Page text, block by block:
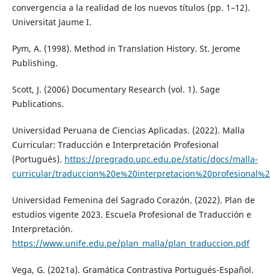
convergencia a la realidad de los nuevos títulos (pp. 1–12).
Universitat Jaume I.
Pym, A. (1998). Method in Translation History. St. Jerome
Publishing.
Scott, J. (2006) Documentary Research (vol. 1). Sage
Publications.
Universidad Peruana de Ciencias Aplicadas. (2022). Malla
Curricular: Traducción e Interpretación Profesional
(Portugués). https://pregrado.upc.edu.pe/static/docs/malla-
curricular/
Universidad Femenina del Sagrado Corazón. (2022). Plan de
estudios vigente 2023. Escuela Profesional de Traducción e
Interpretación.
https://www.unife.edu.pe/plan_malla/plan_traduccion.pdf
Vega, G. (2021a). Gramática Contrastiva Portugués-Español.